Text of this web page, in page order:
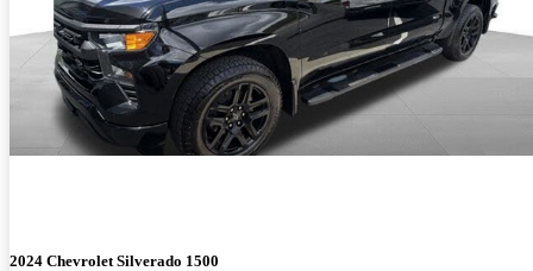
2024 Chevrolet Silverado 1500